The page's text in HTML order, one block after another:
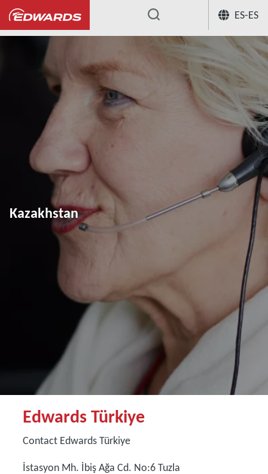
ES-ES
...
Kazakhstan
Edwards Türkiye
Contact Edwards Türkiye
İstasyon Mh. İbiş Ağa Cd. No:6 Tuzla